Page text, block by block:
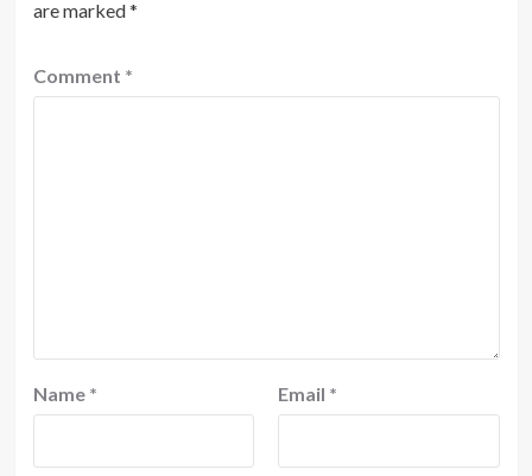
are marked*
Comment *
Name * Email *